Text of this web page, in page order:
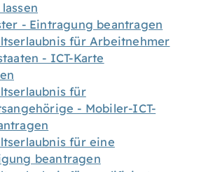
- Eintragung beantragen
für Arbeitnehmer
- ICT-Karte
für
- Mobiler-ICT-
für eine
beantragen